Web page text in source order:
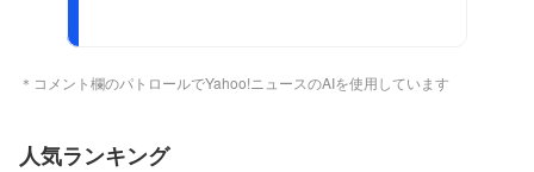
＊コメント欄のパトロールでYahoo!ニュースのAIを使用しています
人気ランキング